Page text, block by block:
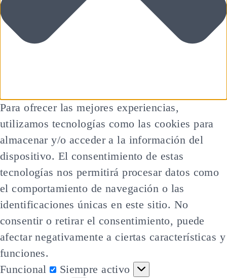
Para ofrecer las mejores experiencias,
utilizamos tecnologías como las cookies para
almacenar y/o acceder a la información del
dispositivo. El consentimiento de estas
tecnologías nos permitirá procesar datos como
el comportamiento de navegación o las
identificaciones únicas en este sitio. No
consentir o retirar el consentimiento, puede
afectar negativamente a ciertas características y
funciones.
Funcional
Funcional
Siempre activo